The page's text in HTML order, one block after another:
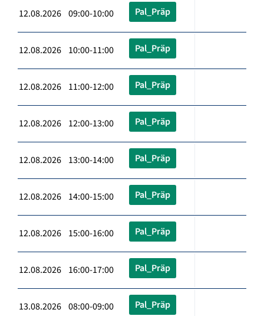
12.08.2026 09:00-10:00 Pal_Präp
12.08.2026 10:00-11:00 Pal_Präp
12.08.2026 11:00-12:00 Pal_Präp
12.08.2026 12:00-13:00 Pal_Präp
12.08.2026 13:00-14:00 Pal_Präp
12.08.2026 14:00-15:00 Pal_Präp
12.08.2026 15:00-16:00 Pal_Präp
12.08.2026 16:00-17:00 Pal_Präp
13.08.2026 08:00-09:00 Pal_Präp